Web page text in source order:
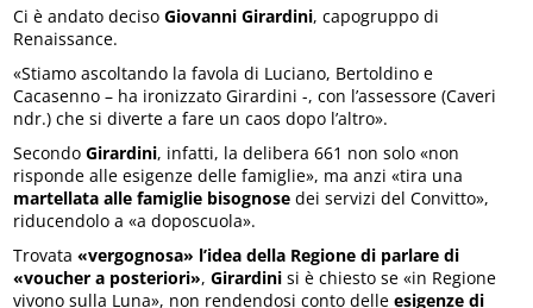
Ci è andato decisoGiovanni Girardini, capogruppo di
Renaissance.
«Stiamo ascoltando la favola di Luciano, Bertoldino e
Cacasenno – ha ironizzato Girardini -, con l’assessore (Caveri
ndr.) che si diverte a fare un caos dopo l’altro».
SecondoGirardini, infatti, la delibera 661 non solo «non
risponde alle esigenze delle famiglie», ma anzi «tira una
martellata alle famiglie bisognose dei servizi del Convitto»,
riducendolo a «a doposcuola».
Trovata«vergognosa» l’idea della Regione di parlare di
«voucher a posteriori»,Girardini si è chiesto se «in Regione
vivono sulla Luna», non rendendosi conto delleesigenze di